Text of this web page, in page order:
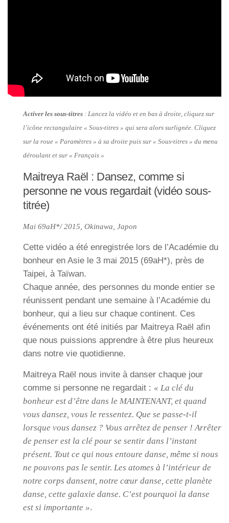
Activer les sous-titres : Lancez la vidéo et en bas à droite, cliquez sur
l’icône rectangulaire « Sous-titres » qui sera alors surlignée. Cliquez
sur la roue « Paramètres » à sa droite puis sur « Sous-titres » du menu
déroulant et sur « Français »
Maitreya Raël : Dansez, comme si
personne ne vous regardait (vidéo sous-
titrée)
Mai 69aH*/ 2015, Okinawa, Japon
Cette vidéo a été enregistrée lors de l’Académie du
bonheur en Asie le 3 mai 2015 (69aH*), près de
Taipei, à Taïwan.
Chaque année, des personnes du monde entier se
réunissent pendant une semaine à l’Académie du
bonheur, qui a lieu sur chaque continent. Ces
événements ont été initiés par Maitreya Raël afin
que nous puissions apprendre à être plus heureux
dans notre vie quotidienne.
Maitreya Raël nous invite à danser chaque jour
comme si personne ne regardait : « La clé du
bonheur est d’être dans le MAINTENANT, et quand
vous dansez, vous le ressentez. Que se passe-t-il
lorsque vous dansez ? Vous arrêtez de penser ! Arrêter
de penser est la clé pour se sentir dans l’instant
présent. Tout ce qui nous entoure danse, même si nous
ne pouvons pas le sentir. Les atomes à l’intérieur de
notre corps dansent, notre cœur danse, cette planète
danse, cette galaxie danse. C’est pourquoi la danse
est si importante ».